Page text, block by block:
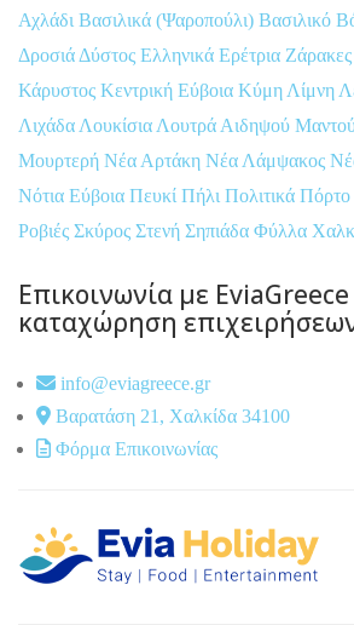
Αχλάδι Βασιλικά (Ψαροπούλι) Βασιλικό
Δροσιά Δύστος Ελληνικά Ερέτρια
Κάρυστος Κεντρική Εύβοια Κύμη Λίμνη
Λιχάδα Λουκίσια Λουτρά Αιδηψού
Μουρτερή Νέα Αρτάκη Νέα Λάμψακος
Νότια Εύβοια Πευκί Πήλι Πολιτικά
Ροβιές Σκύρος Στενή Σηπιάδα Φύλλα
Επικοινωνία με EviaGreece
καταχώρηση
info@eviagreece.gr
Βαρατάση 21, Χαλκίδα 34100
Φόρμα Επικοινωνίας